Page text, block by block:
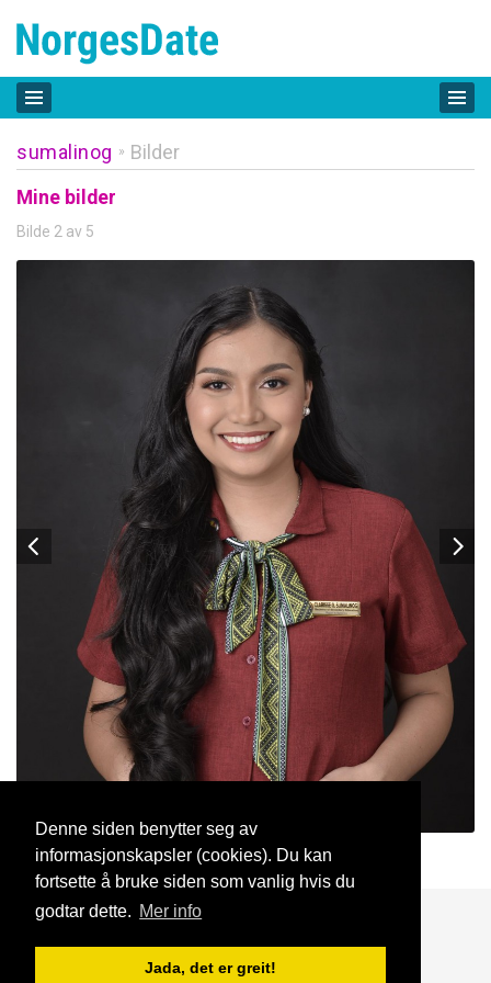
Denne siden benytter seg av
informasjonskapsler (cookies). Du kan
fortsette å bruke siden som vanlig hvis du
godtar dette. Mer info
Jada, det er greit!
sumalinog » Bilder
Mine bilder
Bilde 2 av 5
sumalinog 2 Mai, 2024
Blogg Support Kontakt oss